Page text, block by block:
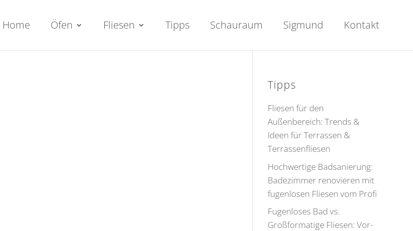
Home Öfen Fliesen Tipps Schauraum Sigmund Kontakt
Tipps
Fliesen für den
Außenbereich: Trends &
Ideen für Terrassen &
Terrassenfliesen
Hochwertige Badsanierung:
Badezimmer renovieren mit
fugenlosen Fliesen vom Profi
Fugenloses Bad vs.
Großformatige Fliesen: Vor-